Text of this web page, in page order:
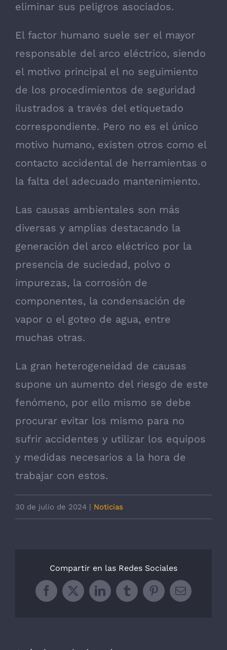
eliminar sus peligros asociados.
El factor humano suele ser el mayor
responsable del arco eléctrico, siendo
el motivo principal el no seguimiento
de los procedimientos de seguridad
ilustrados a través del etiquetado
correspondiente. Pero no es el único
motivo humano, existen otros como el
contacto accidental de herramientas o
la falta del adecuado mantenimiento.
Las causas ambientales son más
diversas y amplias destacando la
generación del arco eléctrico por la
presencia de suciedad, polvo o
impurezas, la corrosión de
componentes, la condensación de
vapor o el goteo de agua, entre
muchas otras.
La gran heterogeneidad de causas
supone un aumento del riesgo de este
fenómeno, por ello mismo se debe
procurar evitar los mismo para no
sufrir accidentes y utilizar los equipos
y medidas necesarios a la hora de
trabajar con estos.
30 de julio de 2024 Noticias
Compartir en las Redes Sociales
Facebook
X LinkedInTumblrPinterestCorreo